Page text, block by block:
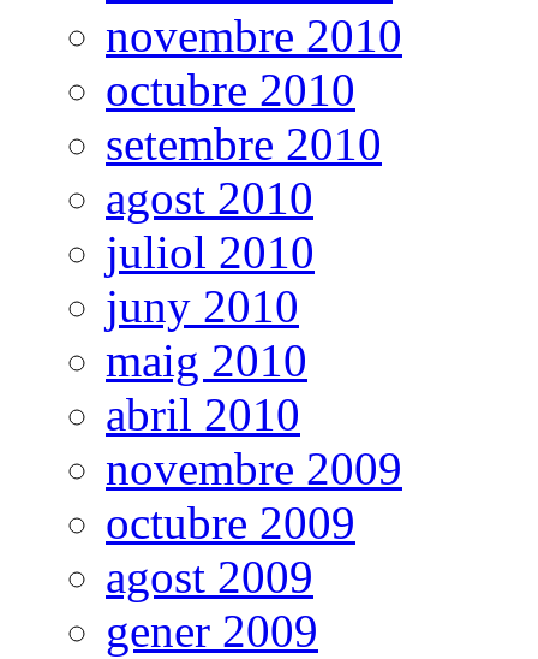
novembre 2010
octubre 2010
setembre 2010
agost 2010
juliol 2010
juny 2010
maig 2010
abril 2010
novembre 2009
octubre 2009
agost 2009
gener 2009